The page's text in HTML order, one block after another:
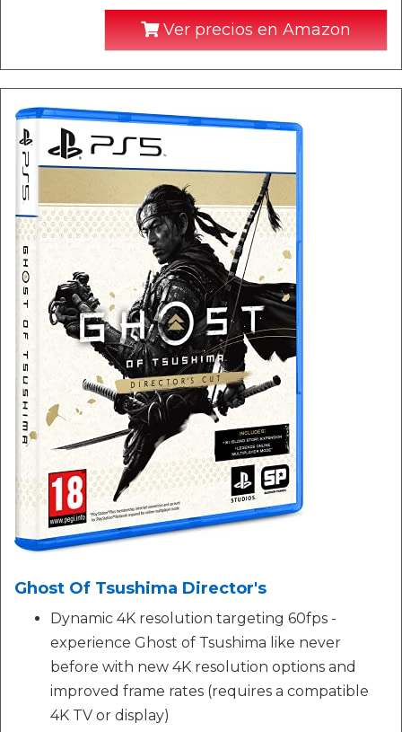
Ver precios en Amazon
Ghost Of Tsushima Director's
Dynamic 4K resolution targeting 60fps -
experience Ghost of Tsushima like never
before with new 4K resolution options and
improved frame rates (requires a compatible
4K TV or display)